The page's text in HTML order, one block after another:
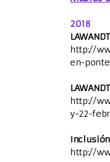
2018
http://
en-
http://
y-22-
Inclusión
http://
VI Congreso
VII Congreso
VIII Congreso